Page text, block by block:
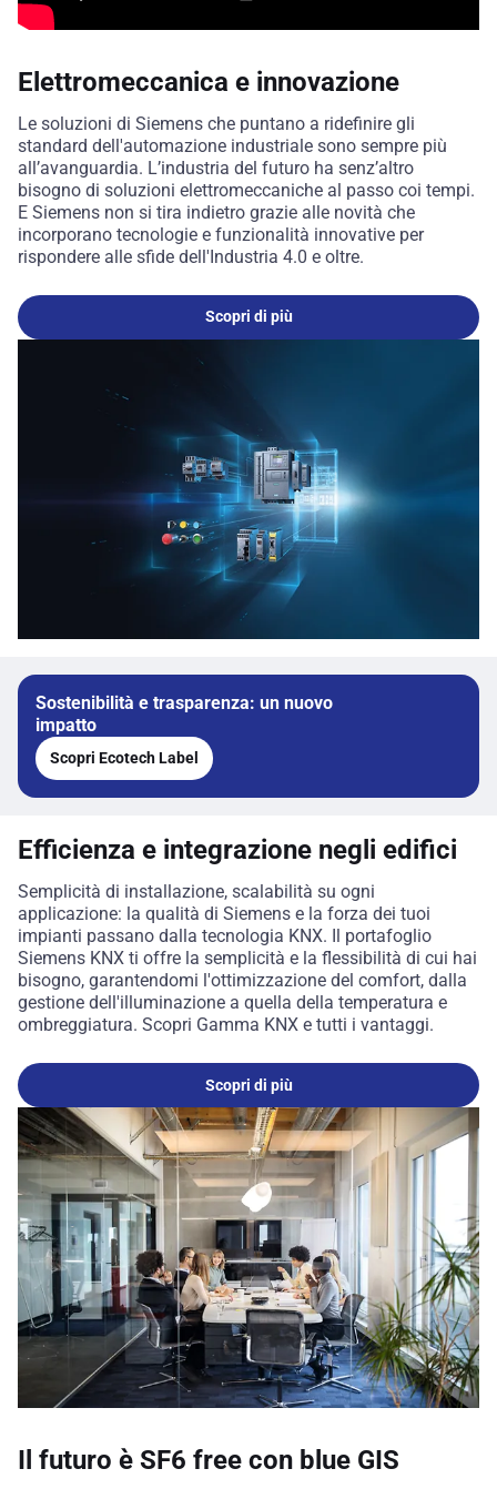
Elettromeccanica e innovazione
Le soluzioni di Siemens che puntano a ridefinire gli
standard dell'automazione industriale sono sempre più
all’avanguardia. L’industria del futuro ha senz’altro
bisogno di soluzioni elettromeccaniche al passo coi tempi.
E Siemens non si tira indietro grazie alle novità che
incorporano tecnologie e funzionalità innovative per
rispondere alle sfide dell'Industria 4.0 e oltre.
Scopri di più
Sostenibilità e trasparenza: un nuovo
impatto
Scopri Ecotech Label
Efficienza e integrazione negli edifici
Semplicità di installazione, scalabilità su ogni
applicazione: la qualità di Siemens e la forza dei tuoi
impianti passano dalla tecnologia KNX. Il portafoglio
Siemens KNX ti offre la semplicità e la flessibilità di cui hai
bisogno, garantendomi l'ottimizzazione del comfort, dalla
gestione dell'illuminazione a quella della temperatura e
ombreggiatura. Scopri Gamma KNX e tutti i vantaggi.
Scopri di più
Il futuro è SF6 free con blue GIS